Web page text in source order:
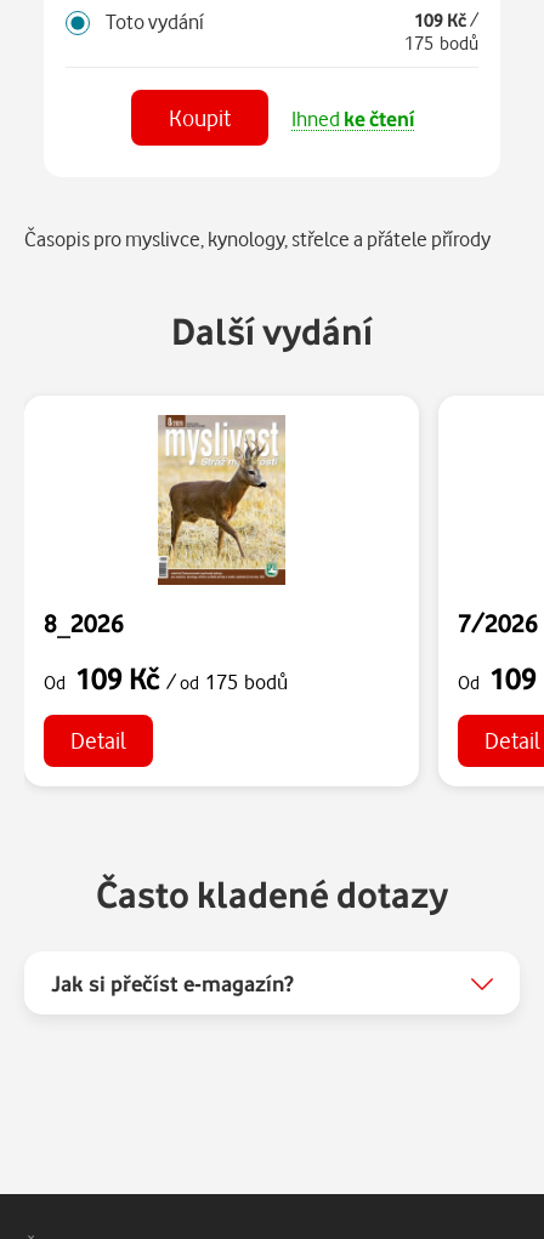
Toto vydání 109 Kč/
175 bodů
Koupit Ihned ke čtení
Popis
Časopis pro myslivce, kynology, střelce a přátele přírody
Další vydání
8_2026
Od 109 Kč /od 175 bodů
Detail
7/2026
Od
Detail
Často kladené dotazy
Jak si přečíst e-magazín?